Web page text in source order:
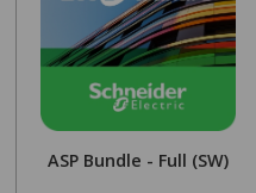
ASP Bundle - Full (SW)